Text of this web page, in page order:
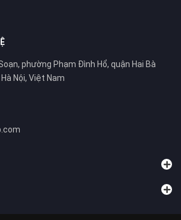
phường Phạm Đình Hổ, quận Hai Bà
Nội, Việt Nam